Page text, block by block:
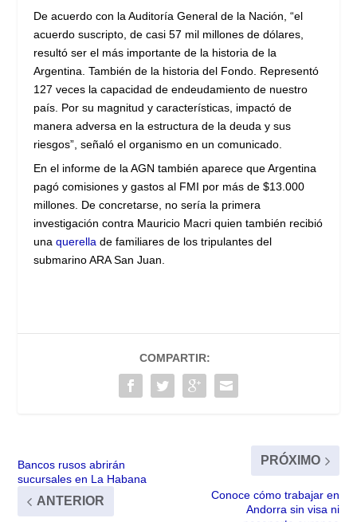
De acuerdo con la Auditoría General de la Nación, “el
acuerdo suscripto, de casi 57 mil millones de dólares,
resultó ser el más importante de la historia de la
Argentina. También de la historia del Fondo. Representó
127 veces la capacidad de endeudamiento de nuestro
país. Por su magnitud y características, impactó de
manera adversa en la estructura de la deuda y sus
riesgos”, señaló el organismo en un comunicado.
En el informe de la AGN también aparece que Argentina
pagó comisiones y gastos al FMI por más de $13.000
millones. De concretarse, no sería la primera
investigación contra Mauricio Macri quien también recibió
unaquerella de familiares de los tripulantes del
submarino ARA San Juan.
COMPARTIR:
Bancos rusos abrirán
sucursales en La Habana
ANTERIOR
PRÓXIMO
Conoce cómo trabajar en
Andorra sin visa ni